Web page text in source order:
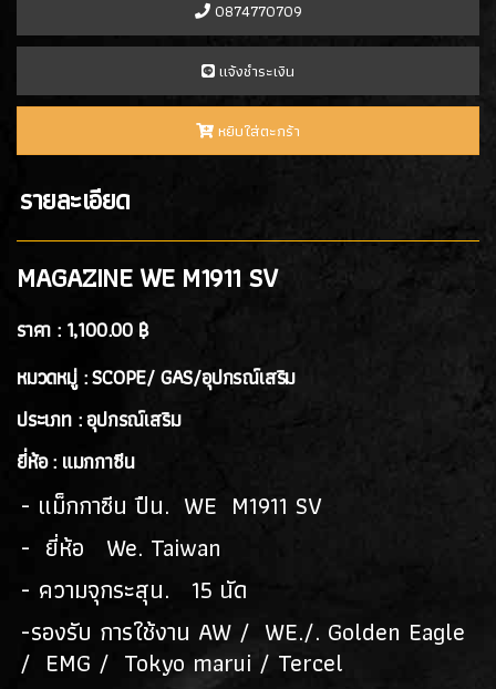
0874770709
เเจ้งชำระเงิน
หยิบใส่ตะกร้า
รายละเอียด
MAGAZINE WE M1911 SV
ราคา : 1,100.00 ฿
หมวดหมู่ : SCOPE/ GAS/อุปกรณ์เสริม
ประเภท : อุปกรณ์เสริม
ยี่ห้อ : แมกกาซีน
- แม็กกาซีน ปืน. WE M1911 SV
- ยี่ห้อ We. Taiwan
- ความจุกระสุน. 15 นัด
-รองรับ การใช้งาน AW / WE./. Golden Eagle
/ EMG / Tokyo marui / Tercel